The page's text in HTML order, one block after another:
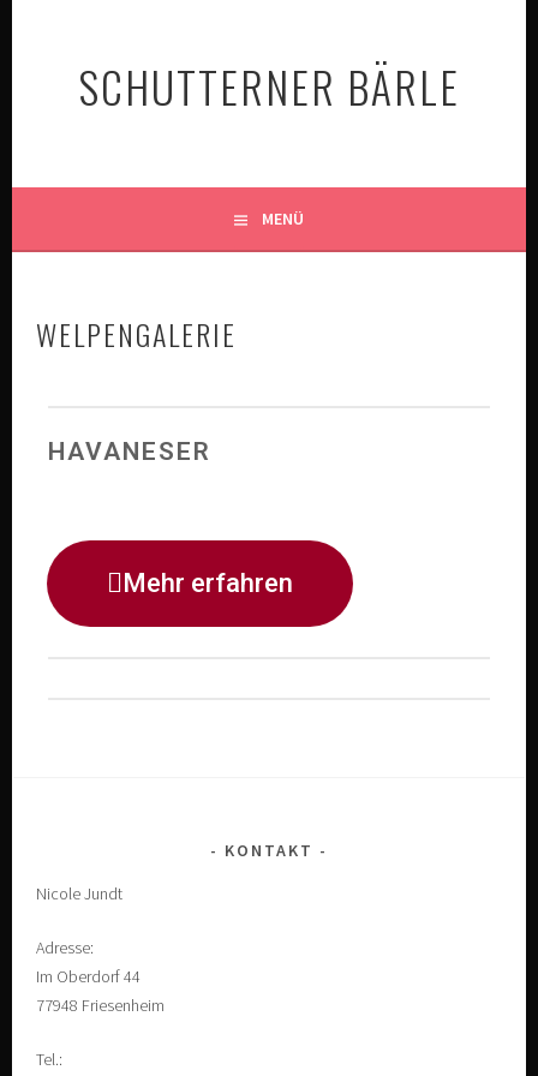
SCHUTTERNER BÄRLE
MENÜ
WELPENGALERIE
HAVANESER
Mehr erfahren
KONTAKT
Nicole Jundt
Adresse:
Im Oberdorf 44
77948 Friesenheim
Tel.: